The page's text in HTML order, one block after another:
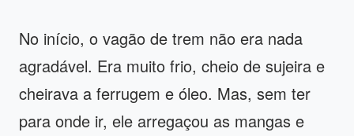
No início, o vagão de trem não era nada
agradável. Era muito frio, cheio de sujeira e
cheirava a ferrugem e óleo. Mas, sem ter
para onde ir, ele arregaçou as mangas e